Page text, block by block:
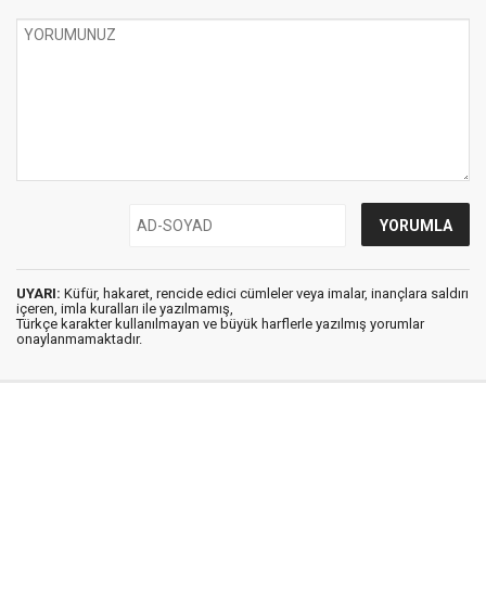
UYARI: Küfür, hakaret, rencide edici cümleler veya imalar, inançlara saldırı
içeren, imla kuralları ile yazılmamış,
Türkçe karakter kullanılmayan ve büyük harflerle yazılmış yorumlar
onaylanmamaktadır.